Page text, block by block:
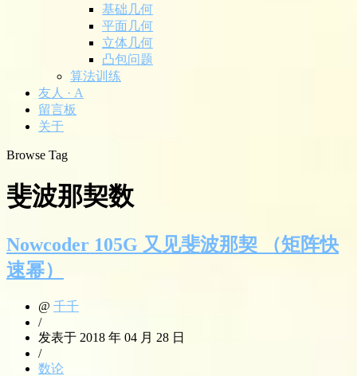
基础几何
平面几何
立体几何
凸包问题
算法训练
友人 · A
留言板
关于
Browse Tag
斐波那契数
Nowcoder 105G 又见斐波那契 （矩阵快
速幂）
@ 千千
/
发表于 2018 年 04 月 28 日
/
数论